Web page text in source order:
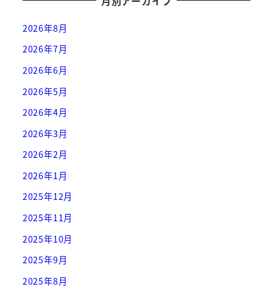
2026年8月
2026年7月
2026年6月
2026年5月
2026年4月
2026年3月
2026年2月
2026年1月
2025年12月
2025年11月
2025年10月
2025年9月
2025年8月